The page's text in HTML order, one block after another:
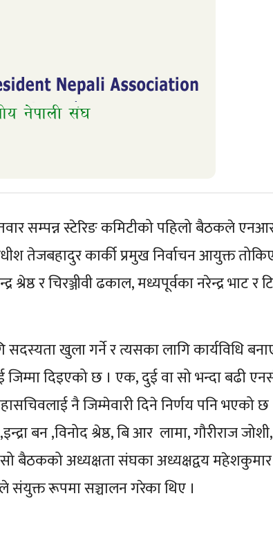
सम्पन्न स्टेरिङ कमिटीको पहिलो बैठकले
तेजबहादुर कार्की प्रमुख निर्वाचन आयुक्त
र चिरञ्जीवी ढकाल, मध्यपूर्वका नरेन्द्र भाट र
खुला गर्ने र त्यसका लागि कार्यविधि
जिम्मा दिइएको छ । एक, दुई वा सो भन्दा बढी
नै जिम्मेवारी दिने निर्णय पनि भएको छ
बन ,विनोद श्रेष्ठ, बि आर लामा, गौरीराज
अध्यक्षता संघका अध्यक्षद्वय महेशकुमार
संयुक्त रूपमा सञ्चालन गरेका थिए ।